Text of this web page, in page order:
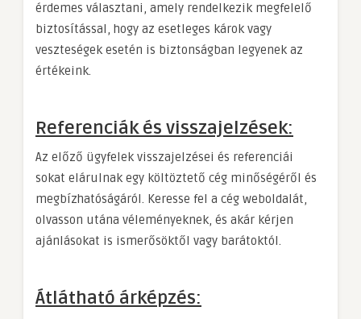
érdemes választani, amely rendelkezik megfelelő
biztosítással, hogy az esetleges károk vagy
veszteségek esetén is biztonságban legyenek az
értékeink.
Referenciák és visszajelzések:
Az előző ügyfelek visszajelzései és referenciái
sokat elárulnak egy költöztető cég minőségéről és
megbízhatóságáról. Keresse fel a cég weboldalát,
olvasson utána véleményeknek, és akár kérjen
ajánlásokat is ismerősöktől vagy barátoktól.
Átlátható árképzés: